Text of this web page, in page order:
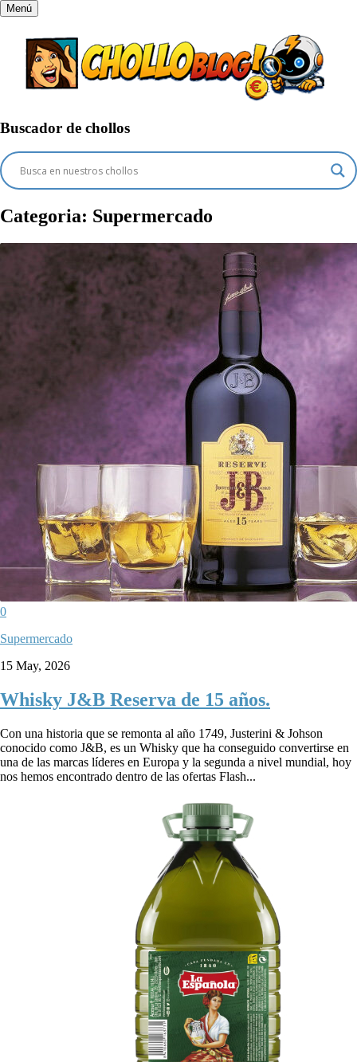
Menú
Buscador de chollos
Categoria: Supermercado
0
Supermercado
15 May, 2026
Whisky J&B Reserva de 15 años.
Con una historia que se remonta al año 1749, Justerini & Johson
conocido como J&B, es un Whisky que ha conseguido convertirse en
una de las marcas líderes en Europa y la segunda a nivel mundial, hoy
nos hemos encontrado dentro de las ofertas Flash...